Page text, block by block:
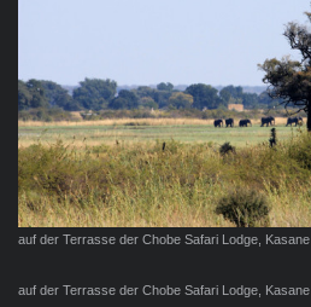
auf der Terrasse der Chobe Safari Lodge, Kasane
auf der Terrasse der Chobe Safari Lodge, Kasane